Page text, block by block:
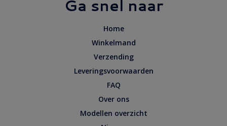
Ga snel naar
Home
Winkelmand
Verzending
Leveringsvoorwaarden
FAQ
Over ons
Modellen overzicht